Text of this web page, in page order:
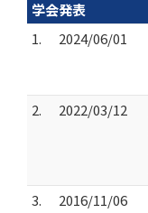
学会発表
1.
2024/06/01
2.
2022/03/12
3.
2016/11/06